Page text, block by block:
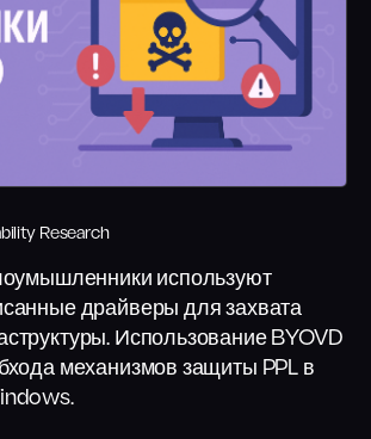
Киберучения
Аудит Wi-Fi сетей
осведомлённости
Research
используют
драйверы для захвата
Использование BYOVD
механизмов защиты PPL в